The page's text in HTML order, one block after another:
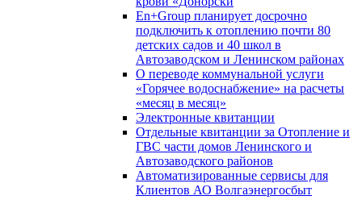
En+Group планирует досрочно
подключить к отоплению почти 80
детских садов и 40 школ в
Автозаводском и Ленинском районах
О переводе коммунальной услуги
«Горячее водоснабжение» на расчеты
«месяц в месяц»
Электронные квитанции
Отдельные квитанции за Отопление и
ГВС части домов Ленинского и
Автозаводского районов
Автоматизированные сервисы для
Клиентов АО Волгаэнергосбыт